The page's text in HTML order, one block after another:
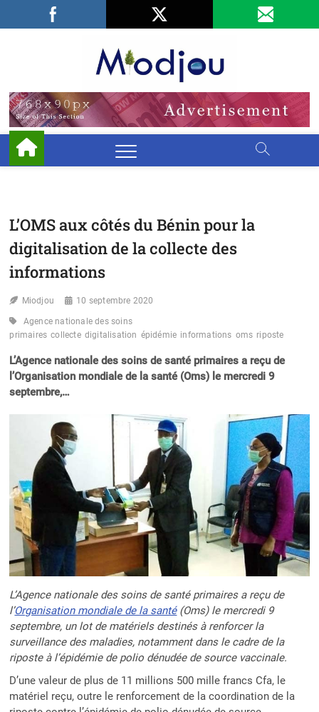
Facebook
LinkedIn
L’OMS aux côtés du Bénin pour la
digitalisation de la collecte des
informations
Miodjou 10 septembre 2020
Agence nationale des soins
primaires collecte digitalisation épidémie informations oms riposte
L’Agence nationale des soins de santé primaires a reçu de
l’Organisation mondiale de la santé (Oms) le mercredi 9
septembre,…
L’Agence nationale des soins de santé primaires a reçu de
l’Organisation mondiale de la santé(Oms) le mercredi 9
septembre, un lot de matériels destinés à renforcer la
surveillance des maladies, notamment dans le cadre de la
riposte à l’épidémie de polio dénudée de source vaccinale.
D’une valeur de plus de 11 millions 500 mille francs Cfa, le
matériel reçu, outre le renforcement de la coordination de la